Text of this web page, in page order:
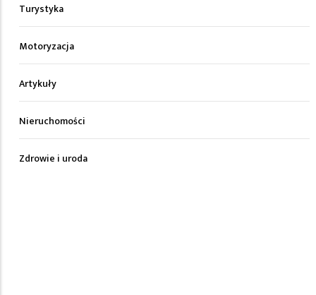
Turystyka
Motoryzacja
Artykuły
Nieruchomości
Zdrowie i uroda